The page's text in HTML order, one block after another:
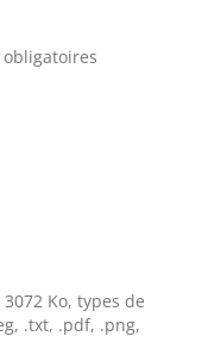
obligatoires
Ko, types de
.txt, .pdf, .png,